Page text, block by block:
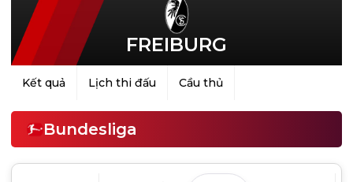
FREIBURG
Kết quả Lịch thi đấu Cầu thủ
Bundesliga